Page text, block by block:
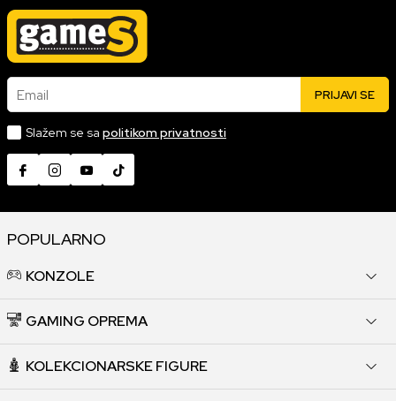
Email PRIJAVI SE
Slažem se sa politikom privatnosti
POPULARNO
KONZOLE
GAMING OPREMA
KOLEKCIONARSKE FIGURE